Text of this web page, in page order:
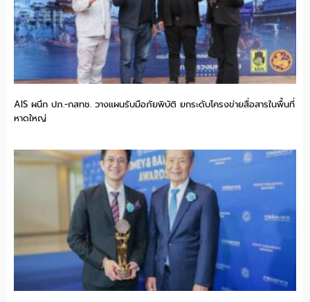
AIS ผนึก ปภ.-กสทช. วางแผนรับมือภัยพิบัติ ยกระดับโครงข่ายสื่อสารในพื้นที่
หาดใหญ่